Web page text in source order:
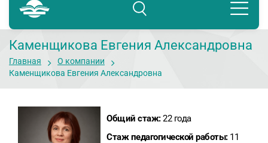
Каменщикова Евгения Александровна
Главная
О компании
Каменщикова Евгения Александровна
Общий стаж:22 года
Стаж педагогической работы:11